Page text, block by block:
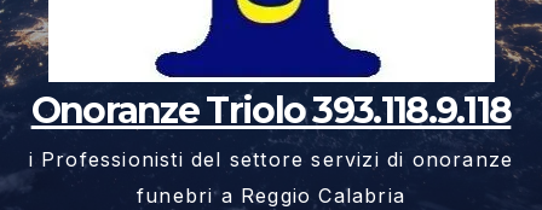
Onoranze Triolo 393.118.9.118
i Professionisti del settore servizi di onoranze
funebri a Reggio Calabria